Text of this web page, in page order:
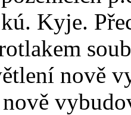
Kyje.
nově